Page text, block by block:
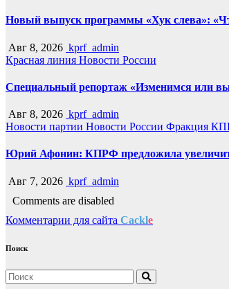
Новый выпуск программы «Хук слева»:
Авг 8, 2026 kprf_admin
Красная линия Новости России
Специальный репортаж «Изменимся или
Авг 8, 2026 kprf_admin
Новости партии Новости России Фракция
Юрий Афонин: КПРФ предложила
Авг 7, 2026 kprf_admin
Comments are disabled
Комментарии для сайта Cackle
Поиск